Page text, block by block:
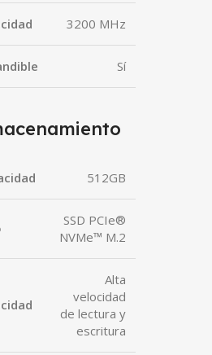
3200 MHz
Sí
512GB
SSD PCIe®
NVMe™ M.2
Alta
velocidad
de lectura y
escritura